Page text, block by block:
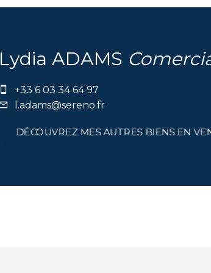
Lydia ADAMS
+33 6 03 34 64 97
l.adams@sereno.fr
DÉCOUVREZ MES AUTRES BIENS EN